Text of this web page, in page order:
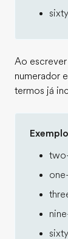
Ao escrever
numerador
termos já